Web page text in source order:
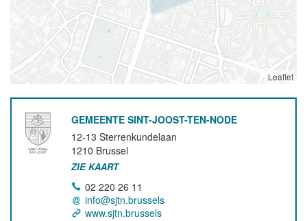
Leaflet
GEMEENTE SINT-JOOST-TEN-NODE
12-13 Sterrenkundelaan
1210 Brussel
ZIE KAART
02 220 26 11
info@sjtn.brussels
www.sjtn.brussels